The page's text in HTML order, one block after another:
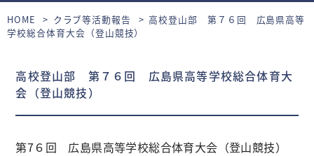
HOME クラブ等活動報告
高校登山部 第７６回 広島県高等
学校総合体育大会（登山競技）
高校登山部 第７６回 広島県高等学校総合体育大
会（登山競技）
第7６回 広島県高等学校総合体育大会（登山競技）